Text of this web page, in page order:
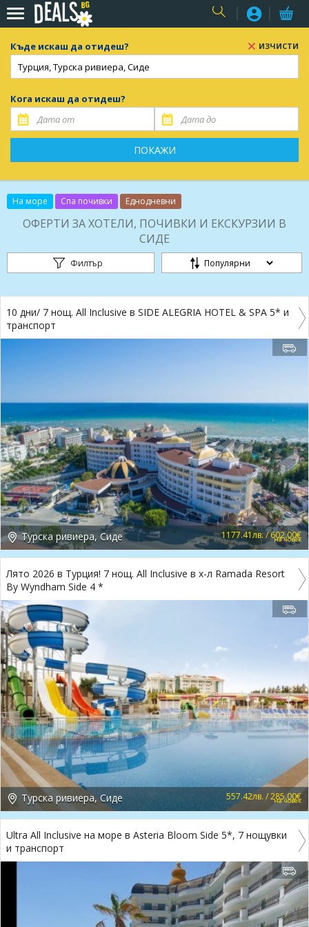
USER
Къде искаш да отидеш? ИЗЧИСТИ
Кога искаш да отидеш?
ПОКАЖИ
На море Спа почивки Еднодневни
ОФЕРТИ ЗА ХОТЕЛИ, ПОЧИВКИ И ЕКСКУРЗИИ В
СИДЕ
Филтър
10 дни/ 7 нощ. All Inclusive в SIDE ALEGRIA HOTEL & SPA 5* и
транспорт
Турска ривиера, Сиде 1177.41лв. / 602.00€
на човек
Лято 2026 в Турция! 7 нощ. All Inclusive в х-л Ramada Resort
By Wyndham Side 4 *
Турска ривиера, Сиде 557.42лв. / 285.00€
на човек
Ultra All Inclusive на море в Asteria Bloom Side 5*, 7 нощувки
и транспорт